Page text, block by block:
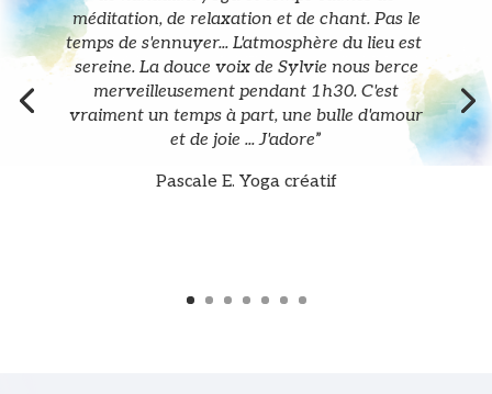
méditation, de relaxation et de chant. Pas le
temps de s'ennuyer... L'atmosphère du lieu est
sereine. La douce voix de Sylvie nous berce
merveilleusement pendant 1h30. C'est
vraiment un temps à part, une bulle d'amour
et de joie ... J'adore”
Pascale E. Yoga créatif